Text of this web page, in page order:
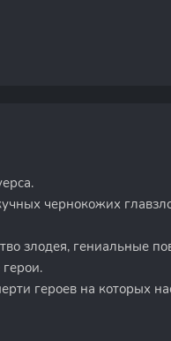
чернокожих
злодея, гениальные
героев на которых